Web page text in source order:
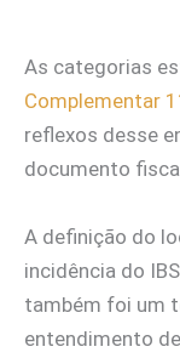
As categorias
Complementar
reflexos desse
documento
A definição do
incidência do
também foi um
entendimento